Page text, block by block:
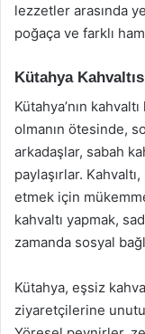
lezzetler arasında
poğaça ve farklı
Kütahya
Kütahya’nın
olmanın ötesinde,
arkadaşlar, sabah
paylaşırlar.
etmek için
kahvaltı yapmak,
zamanda sosyal
Kütahya, eşsiz
ziyaretçilerine